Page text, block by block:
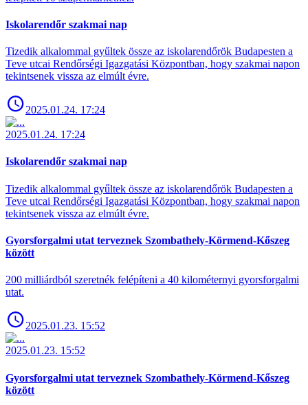
Iskolarendőr szakmai nap
Tizedik alkalommal gyűltek össze az iskolarendőrök Budapesten a
Teve utcai Rendőrségi Igazgatási Központban, hogy szakmai napon
tekintsenek vissza az elmúlt évre.
2025.01.24. 17:24
2025.01.24. 17:24
Iskolarendőr szakmai nap
Tizedik alkalommal gyűltek össze az iskolarendőrök Budapesten a
Teve utcai Rendőrségi Igazgatási Központban, hogy szakmai napon
tekintsenek vissza az elmúlt évre.
Gyorsforgalmi utat terveznek Szombathely-Körmend-Kőszeg
között
200 milliárdból szeretnék felépíteni a 40 kilométernyi gyorsforgalmi
utat.
2025.01.23. 15:52
2025.01.23. 15:52
Gyorsforgalmi utat terveznek Szombathely-Körmend-Kőszeg
között